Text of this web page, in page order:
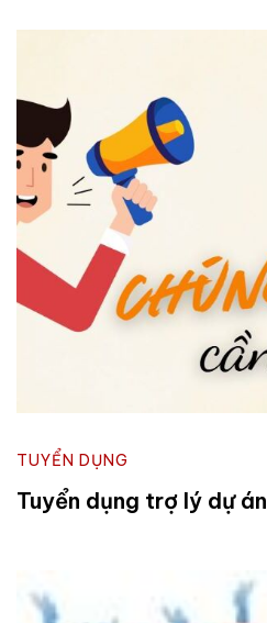
TUYỂN DỤNG
Tuyển dụng trợ lý dự án